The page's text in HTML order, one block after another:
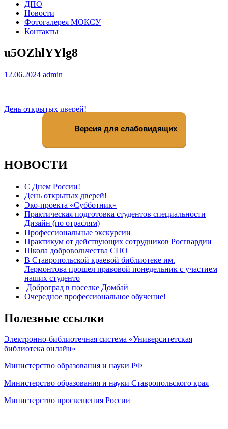
ДПО
Новости
Фотогалерея МОКСУ
Контакты
u5OZhlYYlg8
12.06.2024 admin
Навигация
День открытых дверей!
Версия для слабовидящих
НОВОСТИ
С Днем России!
День открытых дверей!
Эко-проекта «Субботник»
Практическая подготовка студентов специальности
Дизайн (по отраслям)
Профессиональные экскурсии
Практикум от действующих сотрудников Росгвардии
Школа добровольчества СПО
В Ставропольской краевой библиотеке им.
Лермонтова прошел правовой понедельник с участием
наших студенто
Доброград в поселке Домбай
Очередное профессиональное обучение!
Полезные ссылки
Электронно-библиотечная система «Университетская
библиотека онлайн»
Министерство образования и науки РФ
Министерство образования и науки Ставропольского края
Министерство просвещения России